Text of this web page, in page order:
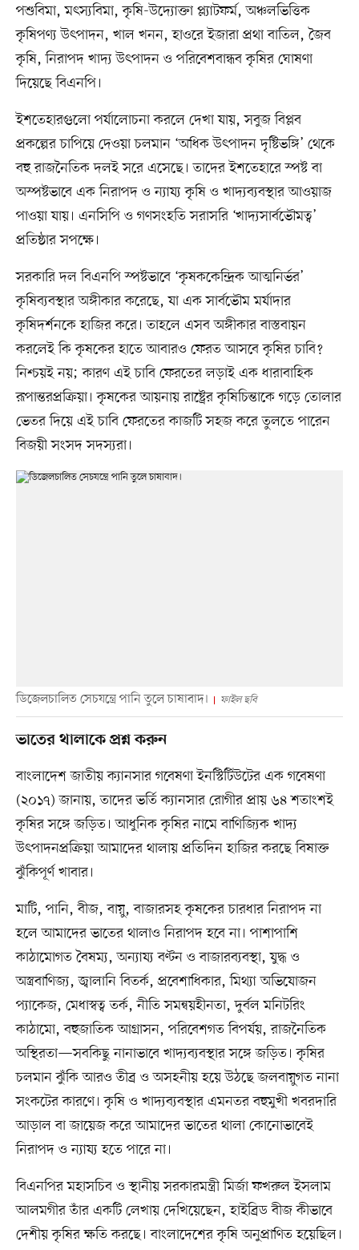
পশুবিমা, মৎস্যবিমা, কৃষি-উদ্যোক্তা প্ল্যাটফর্ম, অঞ্চলভিত্তিক
কৃষিপণ্য উৎপাদন, খাল খনন, হাওরে ইজারা প্রথা বাতিল, জৈব
কৃষি, নিরাপদ খাদ্য উৎপাদন ও পরিবেশবান্ধব কৃষির ঘোষণা
দিয়েছে বিএনপি।
ইশতেহারগুলো পর্যালোচনা করলে দেখা যায়, সবুজ বিপ্লব
প্রকল্পের চাপিয়ে দেওয়া চলমান ‘অধিক উৎপাদন দৃষ্টিভঙ্গি’ থেকে
বহু রাজনৈতিক দলই সরে এসেছে। তাদের ইশতেহারে স্পষ্ট বা
অস্পষ্টভাবে এক নিরাপদ ও ন্যায্য কৃষি ও খাদ্যব্যবস্থার আওয়াজ
পাওয়া যায়। এনসিপি ও গণসংহতি সরাসরি ‘খাদ্যসার্বভৌমত্ব’
প্রতিষ্ঠার সপক্ষে।
সরকারি দল বিএনপি স্পষ্টভাবে ‘কৃষককেন্দ্রিক আত্মনির্ভর’
কৃষিব্যবস্থার অঙ্গীকার করেছে, যা এক সার্বভৌম মর্যাদার
কৃষিদর্শনকে হাজির করে। তাহলে এসব অঙ্গীকার বাস্তবায়ন
করলেই কি কৃষকের হাতে আবারও ফেরত আসবে কৃষির চাবি?
নিশ্চয়ই নয়; কারণ এই চাবি ফেরতের লড়াই এক ধারাবাহিক
রূপান্তরপ্রক্রিয়া। কৃষকের আয়নায় রাষ্ট্রের কৃষিচিন্তাকে গড়ে তোলার
ভেতর দিয়ে এই চাবি ফেরতের কাজটি সহজ করে তুলতে পারেন
বিজয়ী সংসদ সদস্যরা।
ডিজেলচালিত সেচযন্ত্রে পানি তুলে চাষাবাদ। ফাইল ছবি
ভাতের থালাকে প্রশ্ন করুন
বাংলাদেশ জাতীয় ক্যানসার গবেষণা ইনস্টিটিউটের এক গবেষণা
(২০১৭) জানায়, তাদের ভর্তি ক্যানসার রোগীর প্রায় ৬৪ শতাংশই
কৃষির সঙ্গে জড়িত। আধুনিক কৃষির নামে বাণিজ্যিক খাদ্য
উৎপাদনপ্রক্রিয়া আমাদের থালায় প্রতিদিন হাজির করছে বিষাক্ত
ঝুঁকিপূর্ণ খাবার।
মাটি, পানি, বীজ, বায়ু, বাজারসহ কৃষকের চারধার নিরাপদ না
হলে আমাদের ভাতের থালাও নিরাপদ হবে না। পাশাপাশি
কাঠামোগত বৈষম্য, অন্যায্য বণ্টন ও বাজারব্যবস্থা, যুদ্ধ ও
অস্ত্রবাণিজ্য, জ্বালানি বিতর্ক, প্রবেশাধিকার, মিথ্যা অভিযোজন
প্যাকেজ, মেধাস্বত্ব তর্ক, নীতি সমন্বয়হীনতা, দুর্বল মনিটরিং
কাঠামো, বহুজাতিক আগ্রাসন, পরিবেশগত বিপর্যয়, রাজনৈতিক
অস্থিরতা—সবকিছু নানাভাবে খাদ্যব্যবস্থার সঙ্গে জড়িত। কৃষির
চলমান ঝুঁকি আরও তীব্র ও অসহনীয় হয়ে উঠছে জলবায়ুগত নানা
সংকটের কারণে। কৃষি ও খাদ্যব্যবস্থার এমনতর বহুমুখী খবরদারি
আড়াল বা জায়েজ করে আমাদের ভাতের থালা কোনোভাবেই
নিরাপদ ও ন্যায্য হতে পারে না।
বিএনপির মহাসচিব ও স্থানীয় সরকারমন্ত্রী মির্জা ফখরুল ইসলাম
আলমগীর তাঁর একটি লেখায় দেখিয়েছেন, হাইব্রিড বীজ কীভাবে
দেশীয় কৃষির ক্ষতি করছে। বাংলাদেশের কৃষি অনুপ্রাণিত হয়েছিল।